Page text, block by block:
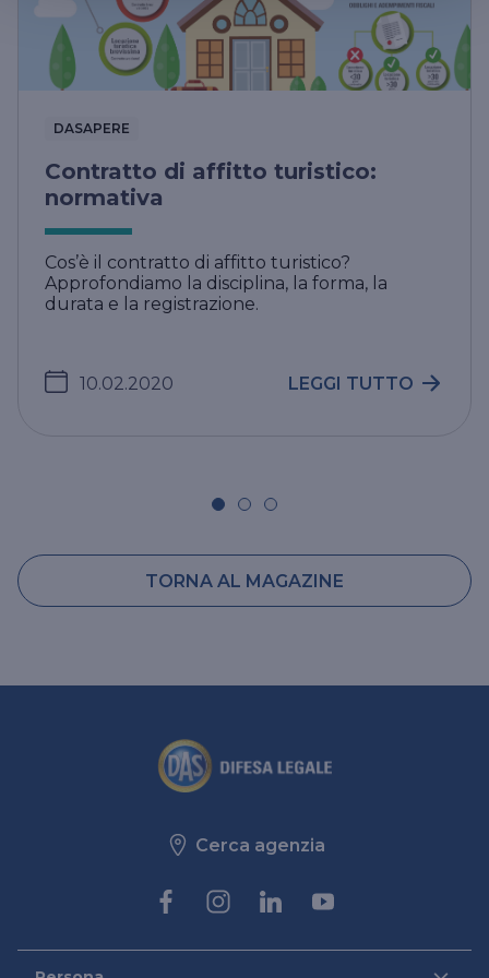
DASAPERE
Contratto di affitto turistico:
normativa
Cos’è il contratto di affitto turistico?
Approfondiamo la disciplina, la forma, la
durata e la registrazione.
10.02.2020 LEGGI TUTTO
TORNA AL MAGAZINE
Cerca agenzia